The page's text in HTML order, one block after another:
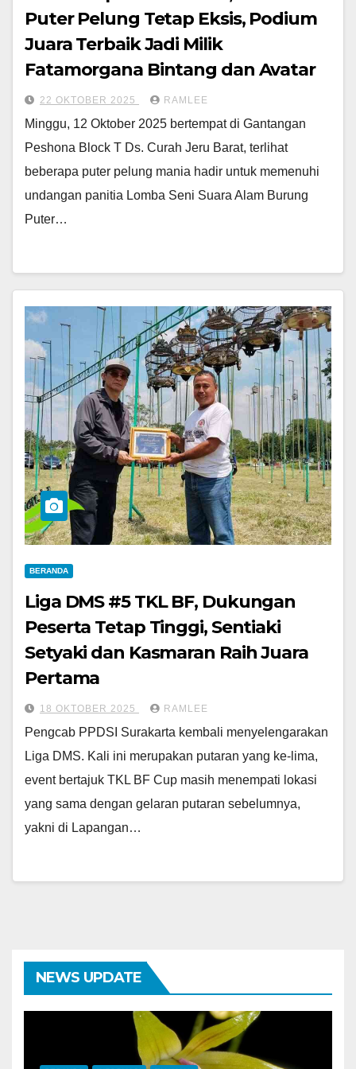
Puter Pelung Tetap Eksis, Podium
Juara Terbaik Jadi Milik
Fatamorgana Bintang dan Avatar
22 OKTOBER 2025 RAMLEE
Minggu, 12 Oktober 2025 bertempat di Gantangan
Peshona Block T Ds. Curah Jeru Barat, terlihat
beberapa puter pelung mania hadir untuk memenuhi
undangan panitia Lomba Seni Suara Alam Burung
Puter…
BERANDA
Liga DMS #5 TKL BF, Dukungan
Peserta Tetap Tinggi, Sentiaki
Setyaki dan Kasmaran Raih Juara
Pertama
18 OKTOBER 2025 RAMLEE
Pengcab PPDSI Surakarta kembali menyelengarakan
Liga DMS. Kali ini merupakan putaran yang ke-lima,
event bertajuk TKL BF Cup masih menempati lokasi
yang sama dengan gelaran putaran sebelumnya,
yakni di Lapangan…
NEWS UPDATE